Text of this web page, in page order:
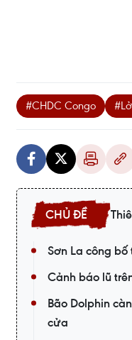
#CHDC Congo
Sơn La công
Cảnh báo lũ
Bão Dolphin
cửa